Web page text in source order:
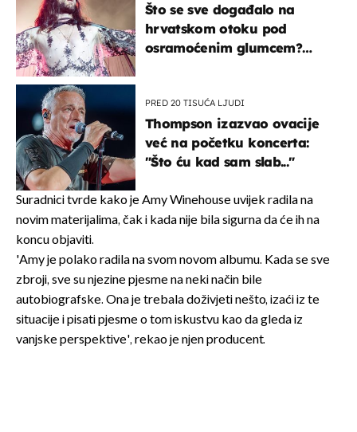
Što se sve događalo na
hrvatskom otoku pod
osramoćenim glumcem?
PRED 20 TISUĆA LJUDI
Thompson izazvao ovacije
već na početku koncerta:
"Što ću kad sam slab..."
Suradnici tvrde kako je Amy Winehouse uvijek radila na
novim materijalima, čak i kada nije bila sigurna da će ih na
koncu objaviti.
'Amy je polako radila na svom novom albumu. Kada se sve
zbroji, sve su njezine pjesme na neki način bile
autobiografske. Ona je trebala doživjeti nešto, izaći iz te
situacije i pisati pjesme o tom iskustvu kao da gleda iz
vanjske perspektive', rekao je njen producent.